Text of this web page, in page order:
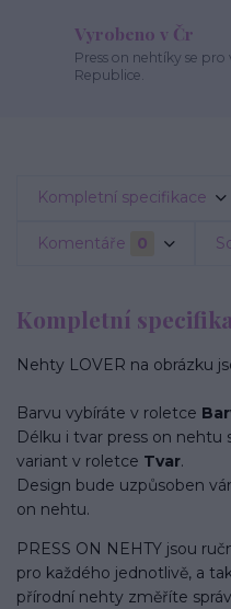
Vyrobeno v Čr
Press on nehtíky se pro
Republice.
Kompletní specifikace
Komentáře 0
Kompletní
Nehty LOVER na obrázku
Barvu vybíráte v roletce
Délku i tvar press on nehtu
variant v roletce Tvar.
Design bude uzpůsoben
on nehtu.
PRESS ON NEHTY jsou
pro každého jednotlivě, a
přírodní nehty změříte